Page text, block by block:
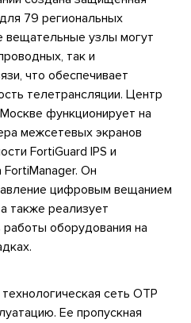
79 региональных
узлы могут
так и
что обеспечивает
телетрансляции. Центр
функционирует на
межсетевых экранов
FortiGuard IPS и
Он
цифровым вещанием
также реализует
работы оборудования на
сеть ОТР
Ее пропускная